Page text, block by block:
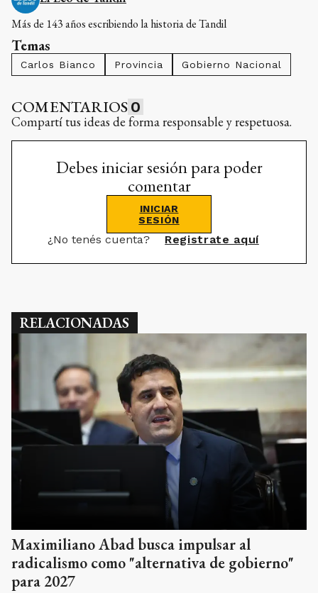
Más de 143 años escribiendo la historia de Tandil
Temas
Carlos Bianco Provincia Gobierno Nacional
COMENTARIOS 0
Compartí tus ideas de forma responsable y respetuosa.
Debes iniciar sesión para poder
comentar
INICIAR
SESIÓN
¿No tenés cuenta? Registrate aquí
RELACIONADAS
Maximiliano Abad busca impulsar al
radicalismo como "alternativa de gobierno"
para 2027